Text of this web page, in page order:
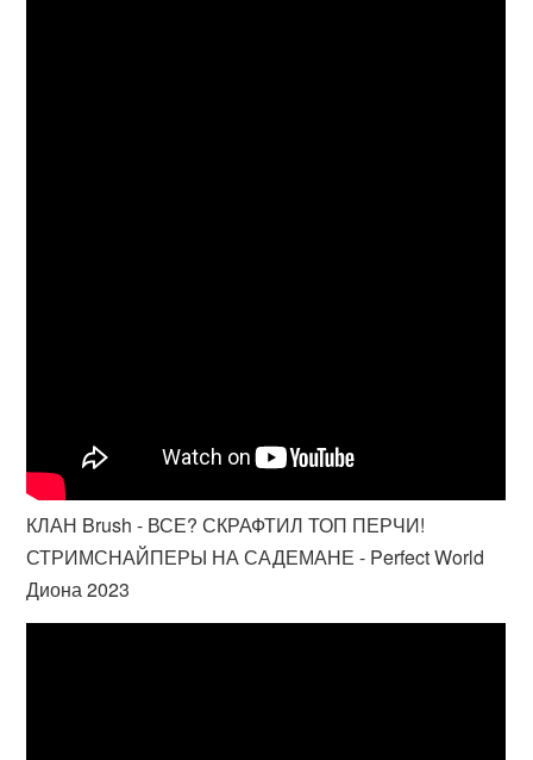
КЛАН Brush - ВСЕ? СКРАФТИЛ ТОП ПЕРЧИ!
СТРИМСНАЙПЕРЫ НА САДЕМАНЕ - Perfect World
Диона 2023